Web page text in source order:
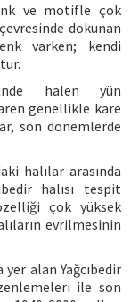
ve motifle çok
dokunan
varken; kendi
halen yün
genellikle kare
son dönemlerde
halılar arasında
halısı tespit
çok yüksek
evrilmesinin
alan Yağcıbedir
ile son